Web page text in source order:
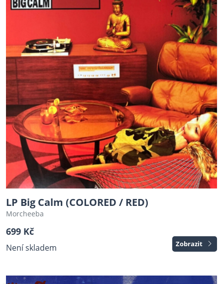
LP Big Calm (COLORED / RED)
Morcheeba
699 Kč
Není skladem Zobrazit